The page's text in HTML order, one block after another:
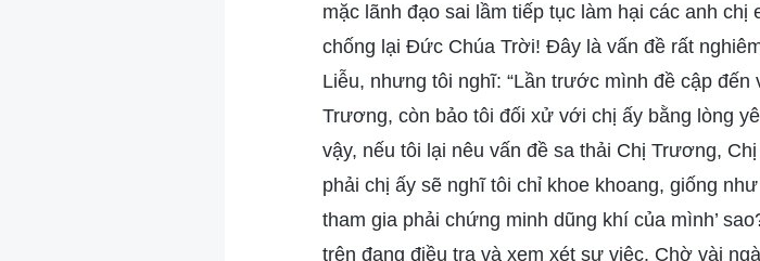
mặc lãnh đạo sai lầm tiếp tục làm hại các anh
chống lại Đức Chúa Trời! Đây là vấn đề rất
Liễu, nhưng tôi nghĩ: “Lần trước mình đề cập đến
Trương, còn bảo tôi đối xử với chị ấy bằng lòng
vậy, nếu tôi lại nêu vấn đề sa thải Chị Trương,
phải chị ấy sẽ nghĩ tôi chỉ khoe khoang, giống
tham gia phải chứng minh dũng khí của mình’
trên đang điều tra và xem xét sự việc. Chờ vài